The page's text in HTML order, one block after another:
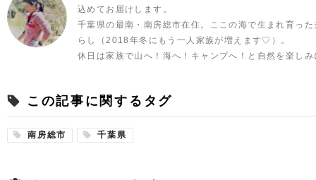
込めてお届けします。
千葉県の最南・南房総市在住。ここの海で生まれ育っ
らし（2018年冬にもう一人家族が増えます♡）。
休日は家族で山へ！海へ！キャンプへ！と自然を楽し
この記事に関するタグ
南房総市 千葉県